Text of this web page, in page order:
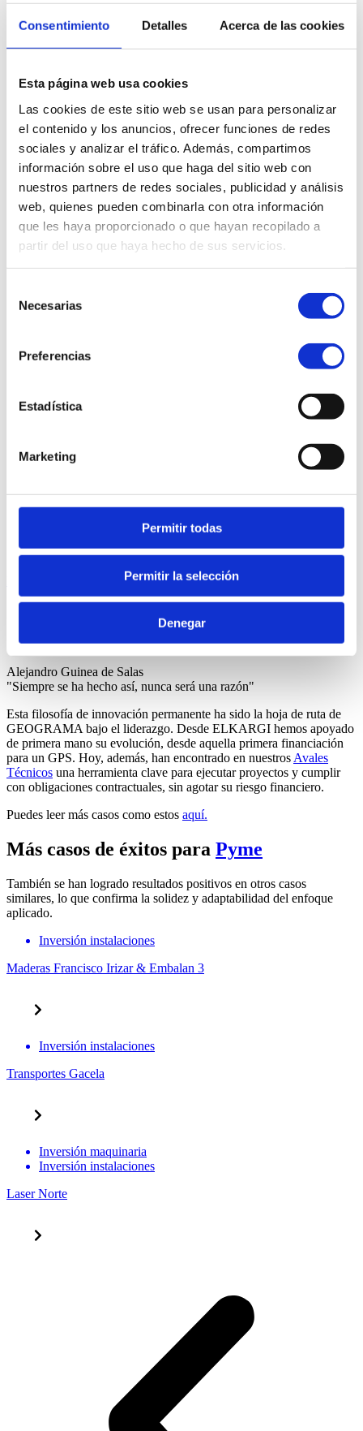
Consentimiento Detalles Acerca de las cookies
Esta página web usa cookies
Las cookies de este sitio web se usan para personalizar
el contenido y los anuncios, ofrecer funciones de redes
sociales y analizar el tráfico. Además, compartimos
información sobre el uso que haga del sitio web con
nuestros partners de redes sociales, publicidad y análisis
web, quienes pueden combinarla con otra información
que les haya proporcionado o que hayan recopilado a
partir del uso que haya hecho de sus servicios.
Necesarias
Preferencias
Estadística
Marketing
Permitir todas
Permitir la selección
Denegar
Casos de éxito
Nosotros
Trabaja con nosotros
Equipo de trabajo
Información corporativa
Elkargi online
>Geograma
Pyme
Alejandro Guinea de Salas
"Siempre se ha hecho así, nunca será una razón"
Esta filosofía de innovación permanente ha sido la hoja de ruta de
GEOGRAMA bajo el liderazgo. Desde ELKARGI hemos apoyado
de primera mano su evolución, desde aquella primera financiación
para un GPS. Hoy, además, han encontrado en nuestros Avales
Técnicos una herramienta clave para ejecutar proyectos y cumplir
con obligaciones contractuales, sin agotar su riesgo financiero.
Puedes leer más casos como estos aquí.
Más casos de éxitos para Pyme
También se han logrado resultados positivos en otros casos
similares, lo que confirma la solidez y adaptabilidad del enfoque
aplicado.
Inversión instalaciones
Maderas Francisco Irizar & Embalan 3
Inversión instalaciones
Transportes Gacela
Inversión maquinaria
Inversión instalaciones
Laser Norte